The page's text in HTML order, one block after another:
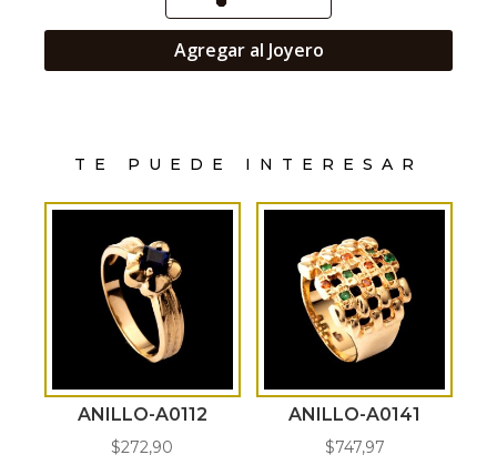
Agregar al Joyero
TE PUEDE INTERESAR
ANILLO-A0112
$272,90
ANILLO-A0141
$747,97